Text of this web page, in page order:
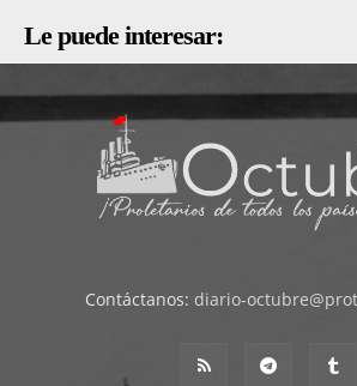
Le puede interesar:
Contáctanos: diario-